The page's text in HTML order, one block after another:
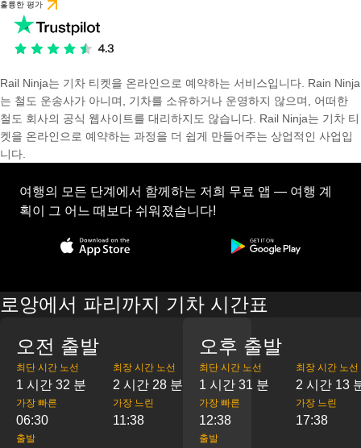
훌륭한 평가
Rail Ninja는 기차 티켓을 온라인으로 예약하는 서비스입니다. Rain Ninja
는 철도 운송사가 아니며, 기차를 소유하거나 운영하지 않으며, 어떠한
철도 회사의 공식 웹사이트를 대리하지도 않습니다. Rail Ninja는 기차 티
켓을 온라인으로 예약하는 과정을 더 쉽게 만들어주는 상업적인 사업입
니다.
여행의 모든 단계에서 함께하는 저희 무료 앱 — 여행 계
획이 그 어느 때보다 쉬워졌습니다!
로앙에서 파리까지 기차 시간표
오전 출발
최단 시간 노선
1 시간 32 분
최장 시간 노선
2 시간 28 분
가장 빠른
06:30
가장 느린
11:38
출발
오후 출발
최단 시간 노선
1 시간 31 분
최장 시간 노선
2 시간 13
가장 빠른
12:38
가장 느린
17:38
출발